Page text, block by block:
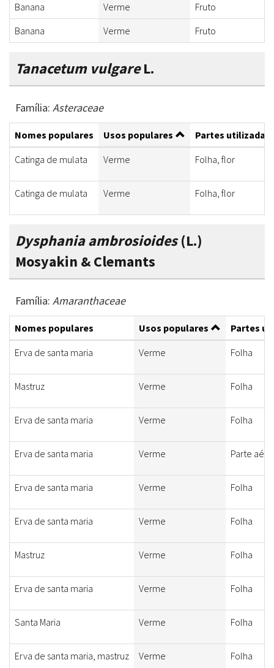
Banana
Verme
Fruto
Banana
Verme Fruto
Tanacetum vulgareL.
Família: Asteraceae
Nomes populares Usos populares
Partes utilizadas
Catinga de mulata
Verme Folha, flor
Catinga de mulata Verme Folha, flor
Dysphania ambrosioides(L.)
Mosyakin & Clemants
Família: Amaranthaceae
Nomes populares Usos populares
Partes
Erva de santa maria
Verme Folha
Mastruz Verme Folha
Erva de santa maria Verme Folha
Erva de santa maria Verme Parte
Erva de santa maria Verme Folha
Erva de santa maria Verme Folha
Mastruz Verme Folha
Erva de santa maria Verme Folha
Santa Maria Verme Folha
Erva de santa maria, mastruz Verme Folha